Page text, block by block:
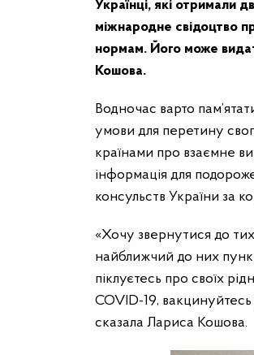
Українці, які отримали
міжнародне свідоцтво
нормам. Його може
Кошова.
Водночас варто
умови для перетину
країнами про взаємне
інформація для
консульств України за
«Хочу звернутися до
найближчий до них
піклуєтесь про своїх
COVID-19, вакцинуйтесь
сказала Лариса Кошова.